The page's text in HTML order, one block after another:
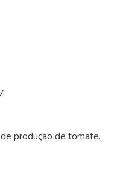
produção de tomate.